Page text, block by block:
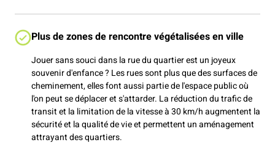
Plus de zones de rencontre végétalisées en ville
Jouer sans souci dans la rue du quartier est un joyeux
souvenir d'enfance ? Les rues sont plus que des surfaces de
cheminement, elles font aussi partie de l'espace public où
l'on peut se déplacer et s'attarder. La réduction du trafic de
transit et la limitation de la vitesse à 30 km/h augmentent la
sécurité et la qualité de vie et permettent un aménagement
attrayant des quartiers.